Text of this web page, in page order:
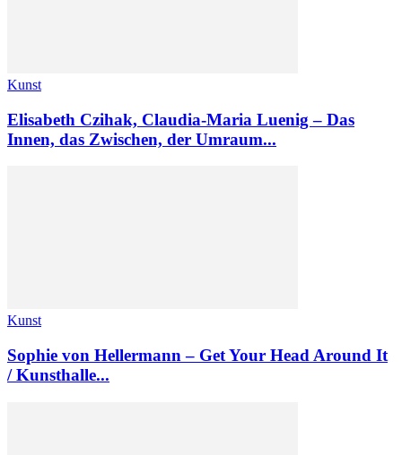
Kunst
Elisabeth Czihak, Claudia-Maria Luenig – Das
Innen, das Zwischen, der Umraum...
Kunst
Sophie von Hellermann – Get Your Head Around It
/ Kunsthalle...